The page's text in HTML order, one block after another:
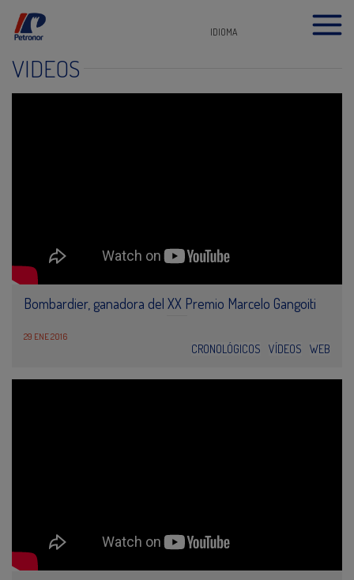
IDIOMA
VÍDEOS
Bombardier, ganadora del XX Premio Marcelo Gangoiti
29 ENE 2016
CRONOLÓGICOS VÍDEOS WEB